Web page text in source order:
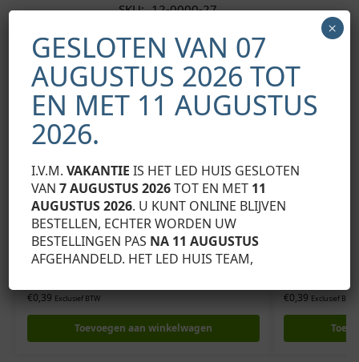
SKU: 12-0000-27
Gerelateerde producten
LUMINES PROFIEL EINDKAPPEN
€0,39 Exclusief BTW
Toevoegen aan winkelwagen
€0,39 Exclusief BTW
GESLOTEN VAN 07
AUGUSTUS 2026 TOT
EN MET 11 AUGUSTUS
2026.
I.V.M.VAKANTIE IS HET LED HUIS GESLOTEN
VAN7 AUGUSTUS 2026TOT EN MET 11
AUGUSTUS 2026. U KUNT ONLINE BLIJVEN
BESTELLEN, ECHTER WORDEN UW
BESTELLINGEN PAS NA 11 AUGUSTUS
AFGEHANDELD. HET LED HUIS TEAM,
×